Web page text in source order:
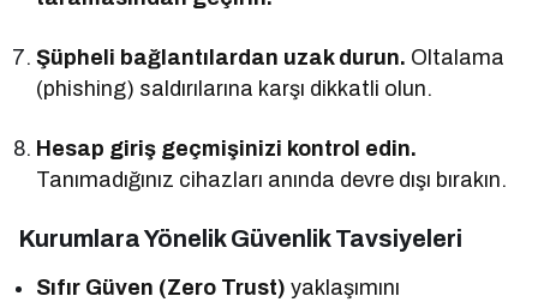
Şüpheli bağlantılardan uzak durun. Oltalama
(phishing) saldırılarına karşı dikkatli olun.
Hesap giriş geçmişinizi kontrol edin.
Tanımadığınız cihazları anında devre dışı bırakın.
Kurumlara Yönelik Güvenlik Tavsiyeleri
Sıfır Güven (Zero Trust) yaklaşımını